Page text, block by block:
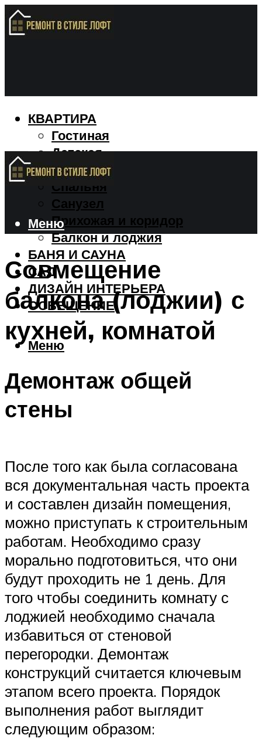
КВАРТИРА
Гостиная
Детская
Кухня
Спальня
Санузел
Прихожая и коридор
Балкон и лоджия
БАНЯ И САУНА
САД
ДИЗАЙН ИНТЕРЬЕРА
ОСВЕЩЕНИЕ
Меню
Меню
Совмещение
балкона (лоджии) с
кухней, комнатой
Демонтаж общей
стены
После того как была согласована
вся документальная часть проекта
и составлен дизайн помещения,
можно приступать к строительным
работам. Необходимо сразу
морально подготовиться, что они
будут проходить не 1 день. Для
того чтобы соединить комнату с
лоджией необходимо сначала
избавиться от стеновой
перегородки. Демонтаж
конструкций считается ключевым
этапом всего проекта. Порядок
выполнения работ выглядит
следующим образом: